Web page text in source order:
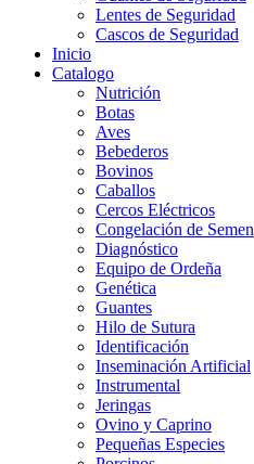
Lentes de Seguridad
Cascos de Seguridad
Inicio
Catalogo
Nutrición
Botas
Aves
Bebederos
Bovinos
Caballos
Cercos Eléctricos
Congelación de Semen
Diagnóstico
Equipo de Ordeña
Genética
Guantes
Hilo de Sutura
Identificación
Inseminación Artificial
Instrumental
Jeringas
Ovino y Caprino
Pequeñas Especies